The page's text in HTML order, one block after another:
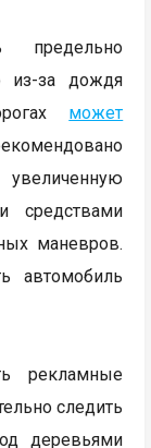
предельно
из-за дождя
может
средствами
маневров.
автомобиль
рекламные
следить
деревьями